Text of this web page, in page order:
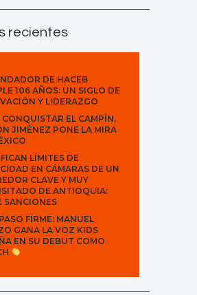
recientes
DE HACEB
106 AÑOS: UN SIGLO DE
Y LIDERAZGO
CONQUISTAR EL CAMPÍN,
JIMÉNEZ PONE LA MIRA
LÍMITES DE
EN CÁMARAS DE UN
CLAVE Y MUY
DE ANTIOQUIA:
SANCIONES
FIRME: MANUEL
GANA LA VOZ KIDS
EN SU DEBUT COMO